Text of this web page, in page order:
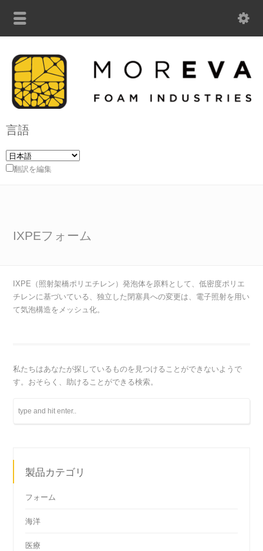
言語
翻訳を編集
IXPEフォーム
IXPE（照射架橋ポリエチレン）発泡体を原料として、低密度ポリエ
チレンに基づいている、独立した閉塞具への変更は、電子照射を用い
て気泡構造をメッシュ化。
私たちはあなたが探しているものを見つけることができないようで
す。おそらく、助けることができる検索。
製品カテゴリ
フォーム
海洋
医療